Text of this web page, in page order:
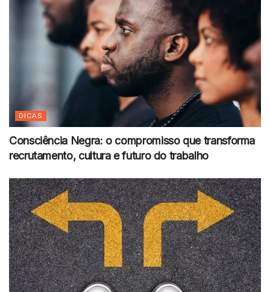
DICAS
Consciência Negra: o compromisso que transforma
recrutamento, cultura e futuro do trabalho